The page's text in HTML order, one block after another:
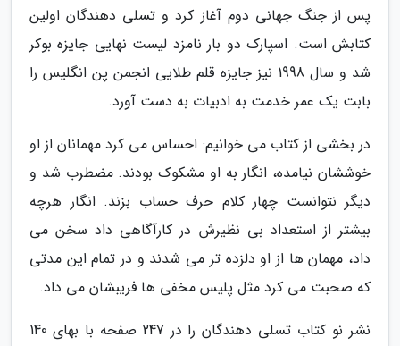
پس از جنگ جهانی دوم آغاز کرد و تسلی دهندگان اولین
کتابش است. اسپارک دو بار نامزد لیست نهایی جایزه بوکر
شد و سال 1998 نیز جایزه قلم طلایی انجمن پن انگلیس را
بابت یک عمر خدمت به ادبیات به دست آورد.
در بخشی از کتاب می خوانیم: احساس می کرد مهمانان از او
خوششان نیامده، انگار به او مشکوک بودند. مضطرب شد و
دیگر نتوانست چهار کلام حرف حساب بزند. انگار هرچه
بیشتر از استعداد بی نظیرش در کارآگاهی داد سخن می
داد، مهمان ها از او دلزده تر می شدند و در تمام این مدتی
که صحبت می کرد مثل پلیس مخفی ها فریبشان می داد.
نشر نو کتاب تسلی دهندگان را در 247 صفحه با بهای 140